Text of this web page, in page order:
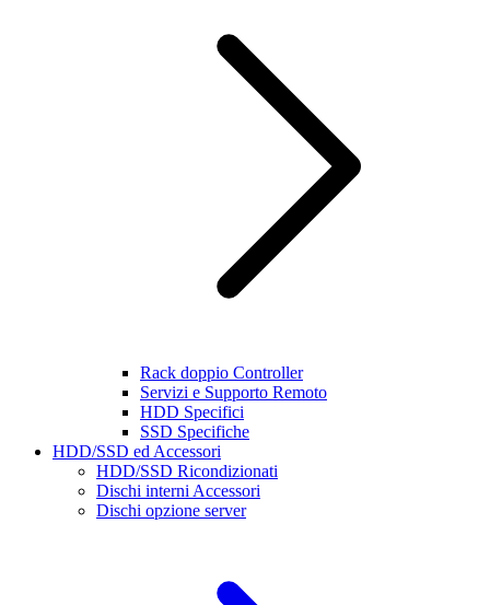
Rack doppio Controller
Servizi e Supporto Remoto
HDD Specifici
SSD Specifiche
HDD/SSD ed Accessori
HDD/SSD Ricondizionati
Dischi interni Accessori
Dischi opzione server